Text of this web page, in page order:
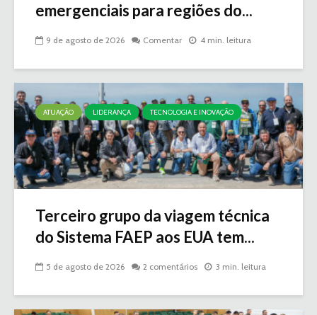
emergenciais para regiões do...
9 de agosto de 2026 Comentar 4 min. leitura
ATUAÇÃO LIDERANÇA TECNOLOGIA E INOVAÇÃO
Terceiro grupo da viagem técnica
do Sistema FAEP aos EUA tem...
5 de agosto de 2026 2 comentários 3 min. leitura